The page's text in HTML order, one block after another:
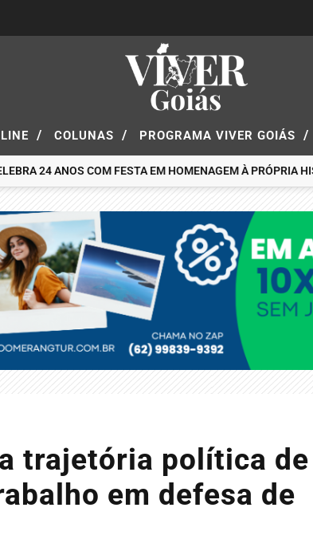
/ COLUNAS / PROGRAMA VIVER GOIÁS /
ANOS COM FESTA EM HOMENAGEM À PRÓPRIA HISTÓRIA
trajetória política de
em defesa de